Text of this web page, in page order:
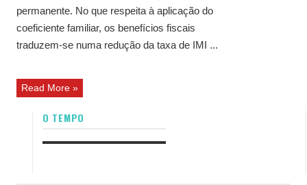
permanente. No que respeita à aplicação do
coeficiente familiar, os benefícios fiscais
traduzem-se numa redução da taxa de IMI ...
Read More »
O TEMPO